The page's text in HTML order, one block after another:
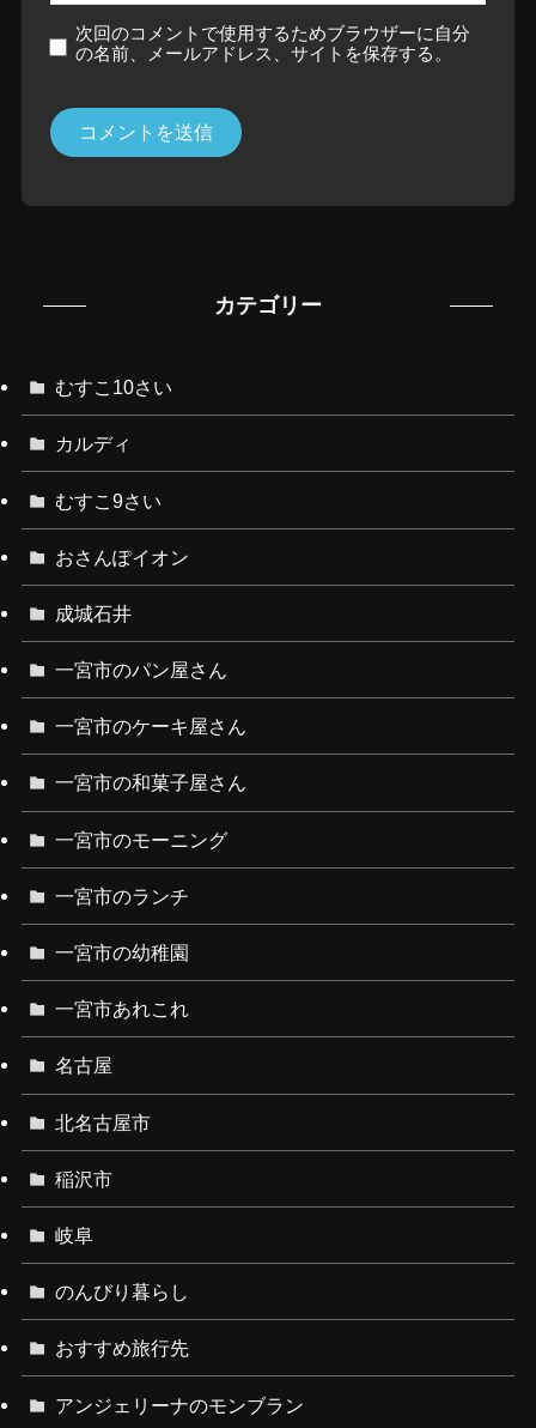
次回のコメントで使用するためブラウザーに自分
の名前、メールアドレス、サイトを保存する。
カテゴリー
むすこ10さい
カルディ
むすこ9さい
おさんぽイオン
成城石井
一宮市のパン屋さん
一宮市のケーキ屋さん
一宮市の和菓子屋さん
一宮市のモーニング
一宮市のランチ
一宮市の幼稚園
一宮市あれこれ
名古屋
北名古屋市
稲沢市
岐阜
のんびり暮らし
おすすめ旅行先
アンジェリーナのモンブラン